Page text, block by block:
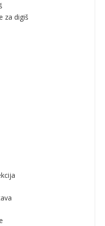
za digiš